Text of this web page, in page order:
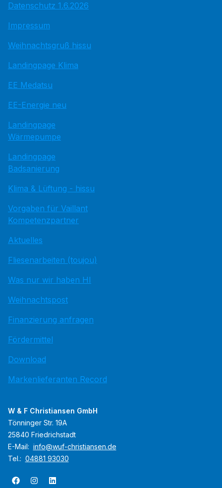
Datenschutz 1.6.2026
Impressum
Weihnachtsgruß hissu
Landingpage Klima
EE Medatsu
EE-Energie neu
Landingpage
Wärmepumpe
Landingpage
Badsanierung
Klima & Lüftung - hissu
Vorgaben für Vaillant
Kompetenzpartner
Aktuelles
Fliesenarbeiten (toujou)
Was nur wir haben HI
Weihnachtspost
Finanzierung anfragen
Fördermittel
Download
Markenlieferanten Record
W & F Christiansen GmbH
Tönninger Str. 19A
25840 Friedrichstadt
E-Mail: info@wuf-christiansen.de
Tel.: 04881 93030